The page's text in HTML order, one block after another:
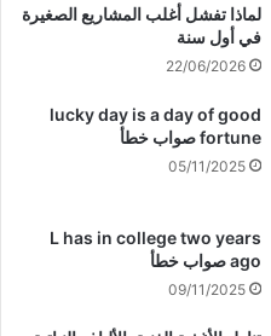
لماذا تفشل أغلب المشاريع الصغيرة
في أول سنة
22/06/2026
lucky day is a day of good
fortune صواب خطأ
05/11/2025
L has in college two years
ago صواب خطأ
09/11/2025